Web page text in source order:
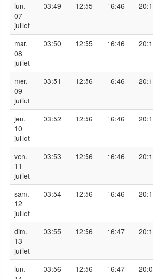
lun.
07
juillet
03:49 12:55 16:46
mar.
08
juillet
03:50 12:55 16:46
mer.
09
juillet
03:51 12:56 16:46
jeu.
10
juillet
03:52 12:56 16:46
ven.
11
juillet
03:53 12:56 16:46
sam.
12
juillet
03:54 12:56 16:46
dim.
13
juillet
03:55 12:56 16:47
lun.
03:56 12:56 16:47